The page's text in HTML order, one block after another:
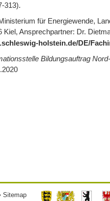
313).
für Energiewende,
Kiel, Ansprechpartner: Dr.
holstein.de/DE/
Bildungsauftrag
Sitemap